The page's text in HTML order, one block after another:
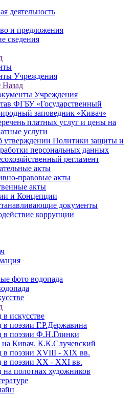
деятельность
и предложения
сведения
Учреждения
Назад
Учреждения
ФГБУ «Государственный
заповедник «Кивач»
платных услуг и цены на
услуги
утверждении Политики защиты и
персональных данных
регламент
акты
правовые акты
акты
и Концепции
документы
коррупции
фото водопада
искусстве
в поэзии Г.Р.Державина
в поэзии Ф.Н.Глинки
на Кивач. К.К.Случевский
в поэзии XVIII - XIX вв.
в поэзии XX - XXI вв.
на полотнах художников